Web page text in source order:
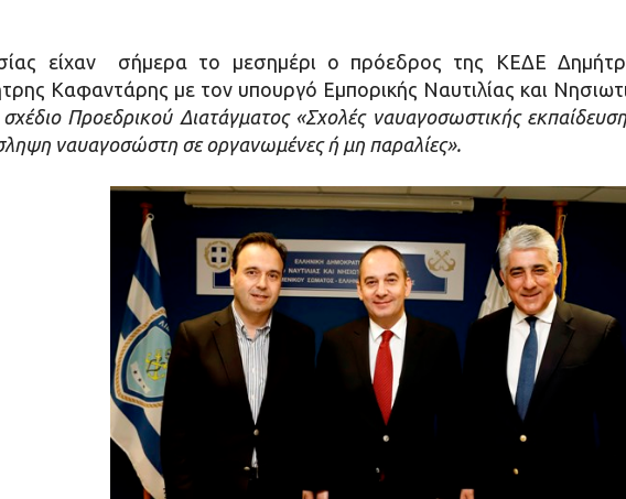
είχαν σήμερα το μεσημέρι ο πρόεδρος της ΚΕΔΕ
Καφαντάρης με τον υπουργό Εμπορικής Ναυτιλίας και
σχέδιο Προεδρικού Διατάγματος «Σχολές ναυαγοσωστικής
ναυαγοσώστη σε οργανωμένες ή μη παραλίες».